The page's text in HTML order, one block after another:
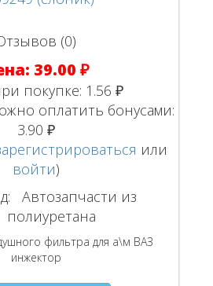
(0)
39.00 ₽
покупке: 1.56 ₽
оплатить бонусами:
3.90 ₽
или
войти)
Автозапчасти из
полиуретана
фильтра для а\м ВАЗ
инжектор